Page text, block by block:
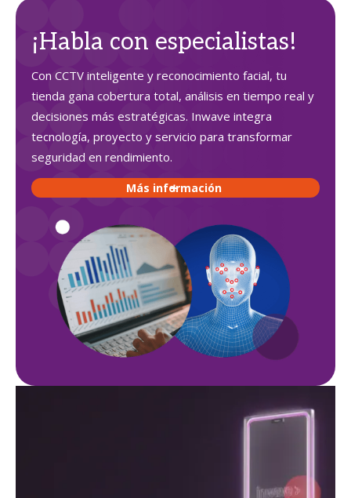
¡Habla con especialistas!
Con CCTV inteligente y reconocimiento facial, tu
tienda gana cobertura total, análisis en tiempo real y
decisiones más estratégicas. Inwave integra
tecnología, proyecto y servicio para transformar
seguridad en rendimiento.
Más información